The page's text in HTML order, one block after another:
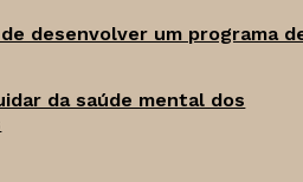
desenvolver um programa
da saúde mental dos